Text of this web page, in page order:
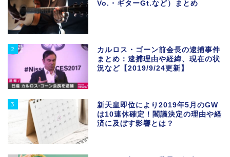
Vo.・ギターGt.など）まとめ
2
カルロス・ゴーン前会長の逮捕事件
まとめ：逮捕理由や経緯、現在の状
況など【2019/9/24更新】
3
新天皇即位により2019年5月のGW
は10連休確定！閣議決定の理由や経
済に及ぼす影響とは？